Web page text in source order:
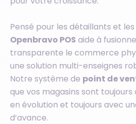
Pensé pour les détaillants et
Openbravo POS aide à
transparente le commerce
une solution multi-enseignes
Notre système de point de
que vos magasins sont
en évolution et toujours avec
d’avance.